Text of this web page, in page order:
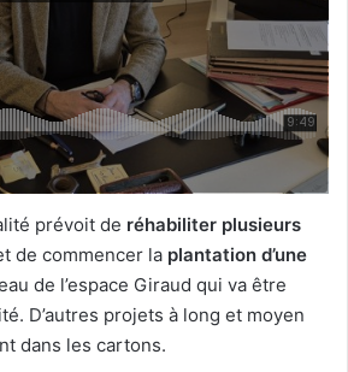
prévoit de réhabiliter plusieurs
de commencer la plantation d’une
de l’espace Giraud qui va être
D’autres projets à long et moyen
dans les cartons.